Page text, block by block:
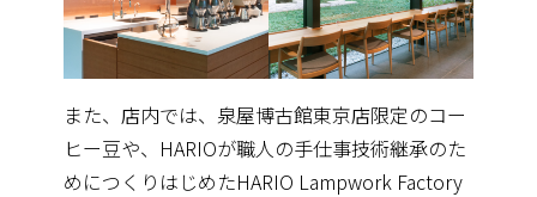
また、店内では、泉屋博古館東京店限定のコー
ヒー豆や、HARIOが職人の手仕事技術継承のた
めにつくりはじめたHARIO Lampwork Factory